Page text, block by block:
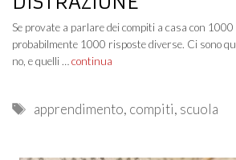
Se provate a parlare dei compiti a casa con
probabilmente 1000 risposte diverse. Ci sono
no, e quelli … continua
Tags
apprendimento, compiti, scuola